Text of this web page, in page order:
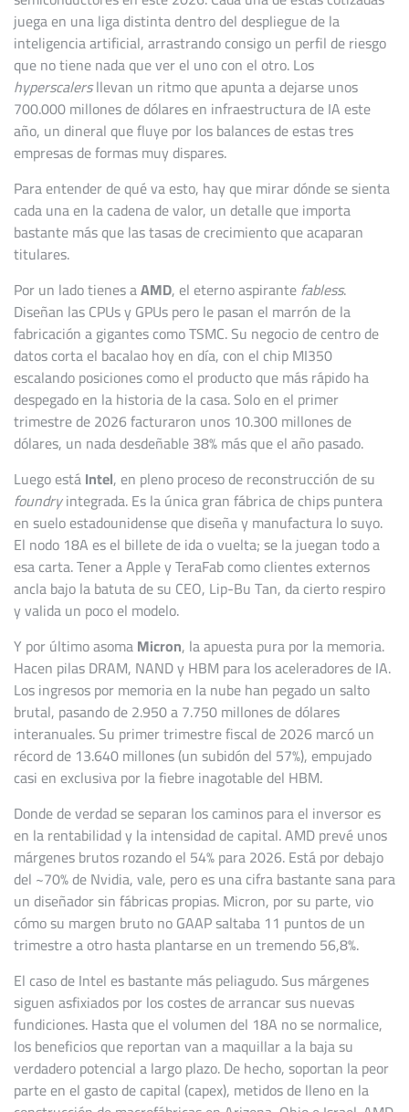
juega en una liga distinta dentro del despliegue de la
inteligencia artificial, arrastrando consigo un perfil de riesgo
que no tiene nada que ver el uno con el otro. Los
hyperscalersllevan un ritmo que apunta a dejarse unos
700.000 millones de dólares en infraestructura de IA este
año, un dineral que fluye por los balances de estas tres
empresas de formas muy dispares.
Para entender de qué va esto, hay que mirar dónde se sienta
cada una en la cadena de valor, un detalle que importa
bastante más que las tasas de crecimiento que acaparan
titulares.
Por un lado tienes aAMD, el eterno aspirantefabless.
Diseñan las CPUs y GPUs pero le pasan el marrón de la
fabricación a gigantes como TSMC. Su negocio de centro de
datos corta el bacalao hoy en día, con el chip MI350
escalando posiciones como el producto que más rápido ha
despegado en la historia de la casa. Solo en el primer
trimestre de 2026 facturaron unos 10.300 millones de
dólares, un nada desdeñable 38% más que el año pasado.
Luego estáIntel, en pleno proceso de reconstrucción de su
foundryintegrada. Es la única gran fábrica de chips puntera
en suelo estadounidense que diseña y manufactura lo suyo.
El nodo 18A es el billete de ida o vuelta; se la juegan todo a
esa carta. Tener a Apple y TeraFab como clientes externos
ancla bajo la batuta de su CEO, Lip-Bu Tan, da cierto respiro
y valida un poco el modelo.
Y por último asomaMicron, la apuesta pura por la memoria.
Hacen pilas DRAM, NAND y HBM para los aceleradores de IA.
Los ingresos por memoria en la nube han pegado un salto
brutal, pasando de 2.950 a 7.750 millones de dólares
interanuales. Su primer trimestre fiscal de 2026 marcó un
récord de 13.640 millones (un subidón del 57%), empujado
casi en exclusiva por la fiebre inagotable del HBM.
Donde de verdad se separan los caminos para el inversor es
en la rentabilidad y la intensidad de capital. AMD prevé unos
márgenes brutos rozando el 54% para 2026. Está por debajo
del ~70% de Nvidia, vale, pero es una cifra bastante sana para
un diseñador sin fábricas propias. Micron, por su parte, vio
cómo su margen bruto no GAAP saltaba 11 puntos de un
trimestre a otro hasta plantarse en un tremendo 56,8%.
El caso de Intel es bastante más peliagudo. Sus márgenes
siguen asfixiados por los costes de arrancar sus nuevas
fundiciones. Hasta que el volumen del 18A no se normalice,
los beneficios que reportan van a maquillar a la baja su
verdadero potencial a largo plazo. De hecho, soportan la peor
parte en el gasto de capital (capex), metidos de lleno en la